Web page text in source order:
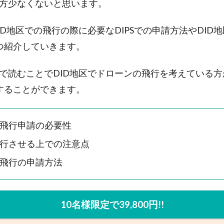
少なくないと思います。
地区での飛行の際に必要なDIPSでの申請方法やDID
介していきます。
読むことでDID地区でドローンの飛行を考えている
ことができます。
行申請の必要性
させる上での注意点
行の申請方法
10名様限定で39,800円!!